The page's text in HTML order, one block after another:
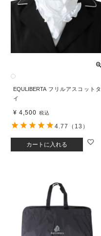
EQULIBERTA フリルアスコットタ
イ
¥ 4,500 税込
カートに入れる
4.77 （13）